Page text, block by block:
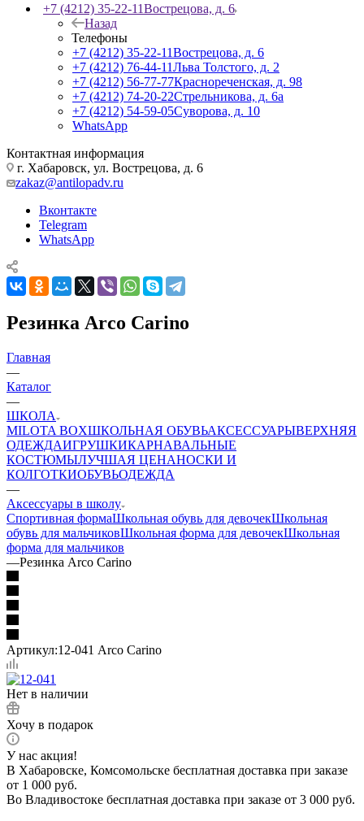
+7 (4212) 35-22-11Вострецова, д. 6
Назад
Телефоны
+7 (4212) 35-22-11Вострецова, д. 6
+7 (4212) 76-44-11Льва Толстого, д. 2
+7 (4212) 56-77-77Краснореченская, д. 98
+7 (4212) 74-20-22Стрельникова, д. 6а
+7 (4212) 54-59-05Суворова, д. 10
WhatsApp
Контактная информация
г. Хабаровск, ул. Вострецова, д. 6
zakaz@antilopadv.ru
Вконтакте
Telegram
WhatsApp
Резинка Arco Carino
Главная
—
Каталог
—
ШКОЛА
MILOTA BOXШКОЛЬНАЯ ОБУВЬАКСЕССУАРЫВЕРХНЯЯ
ОДЕЖДАИГРУШКИКАРНАВАЛЬНЫЕ
КОСТЮМЫЛУЧШАЯ ЦЕНАНОСКИ И
КОЛГОТКИОБУВЬОДЕЖДА
—
Аксессуары в школу
Спортивная формаШкольная обувь для девочекШкольная
обувь для мальчиковШкольная форма для девочекШкольная
форма для мальчиков
—Резинка Arco Carino
Артикул:12-041 Arco Carino
Нет в наличии
Хочу в подарок
У нас акция!
В Хабаровске, Комсомольске бесплатная доставка при заказе
от 1 000 руб.
Во Владивостоке бесплатная доставка при заказе от 3 000 руб.